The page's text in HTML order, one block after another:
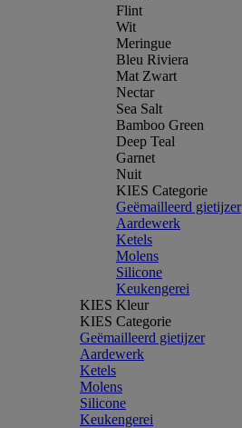
Flint
Wit
Meringue
Bleu Riviera
Mat Zwart
Nectar
Sea Salt
Bamboo Green
Deep Teal
Garnet
Nuit
KIES Categorie
Geëmailleerd gietijzer
Aardewerk
Ketels
Molens
Silicone
Keukengerei
KIES Kleur
KIES Categorie
Geëmailleerd gietijzer
Aardewerk
Ketels
Molens
Silicone
Keukengerei